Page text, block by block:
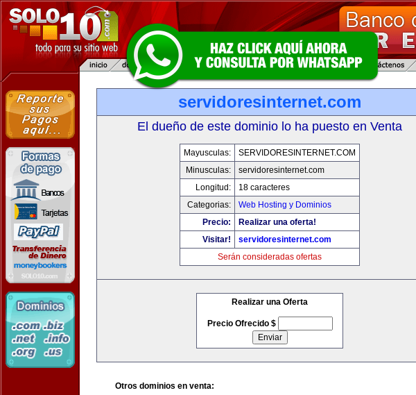
servidoresinternet.com
El dueño de este dominio lo ha puesto en Venta
Mayusculas:
SERVIDORESINTERNET.COM
Minusculas:
servidoresinternet.com
Longitud:
18 caracteres
Categorias:
Web Hosting y Dominios
Precio:
Realizar una oferta!
Visitar!
servidoresinternet.com
Serán consideradas ofertas
Realizar una Oferta
Precio Ofrecido $
Otros dominios en venta: